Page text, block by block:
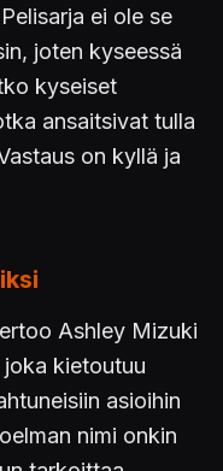
ei ole se
joten kyseessä
kyseiset
ansaitsivat tulla
on kyllä ja
Ashley Mizuki
kietoutuu
asioihin
nimi onkin